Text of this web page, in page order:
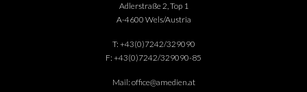
Adlerstraße 2, Top 1
A-4600 Wels/Austria
T: +43(0)7242/329090
F: +43(0)7242/329090-85
Mail: office@amedien.at